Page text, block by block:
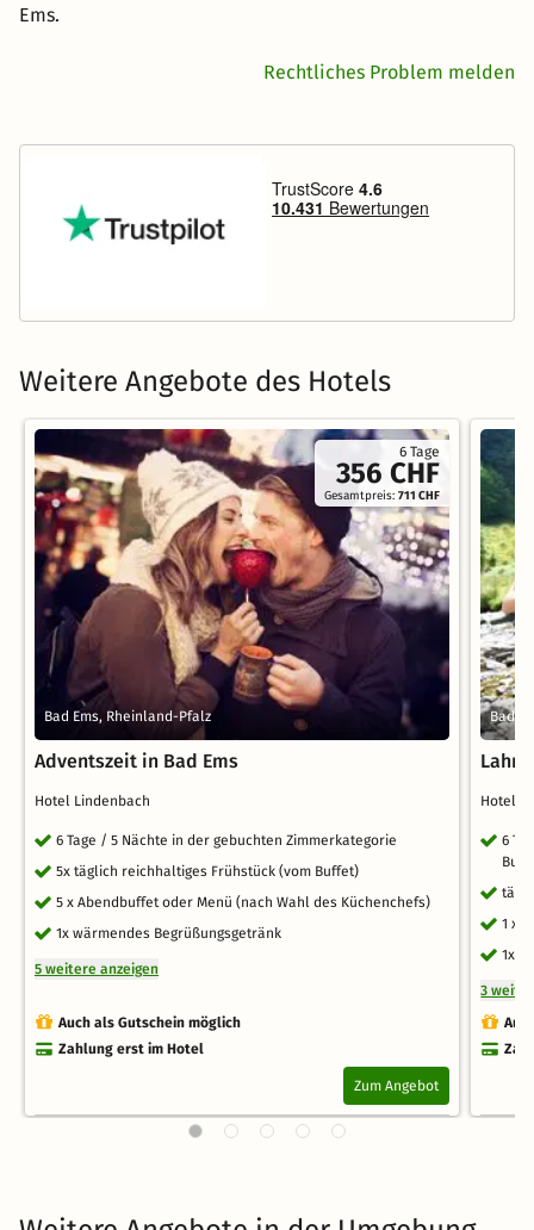
Ems.
Rechtliches Problem melden
Weitere Angebote des Hotels
6 Tage
356 CHF
Gesamtpreis:711 CHF
Bad Ems, Rheinland-Pfalz
Adventszeit in Bad Ems
Hotel Lindenbach
6 Tage / 5 Nächte in der gebuchten Zimmerkategorie
5x täglich reichhaltiges Frühstück (vom Buffet)
5 x Abendbuffet oder Menü (nach Wahl des Küchenchefs)
1x wärmendes Begrüßungsgetränk
5 weitere anzeigen
Auch als Gutschein möglich
Zahlung erst im Hotel
Zum Angebot
Bad
Hotel
6
1 x
1x
3